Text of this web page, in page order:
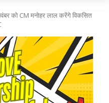
को CM मनोहर लाल करेंगे विकसित